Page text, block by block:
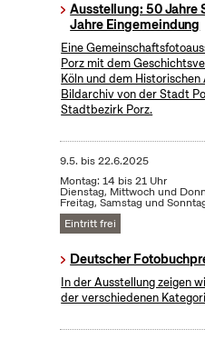
Ausstellung: 50 Jahre
Jahre Eingemeindung
Eine
Porz mit dem
Köln und dem
Bildarchiv von der Stadt
Stadtbezirk Porz.
9.5. bis22.6.2025
Montag: 14 bis 21 Uhr
Dienstag, Mittwoch und
Freitag, Samstag und
Eintritt frei
Deutscher
In der Ausstellung zeigen
der verschiedenen